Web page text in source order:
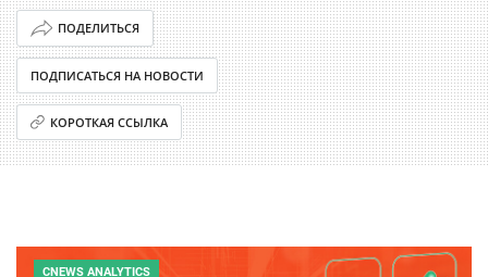
ПОДЕЛИТЬСЯ
ПОДПИСАТЬСЯ НА НОВОСТИ
КОРОТКАЯ ССЫЛКА
CNEWS ANALYTICS